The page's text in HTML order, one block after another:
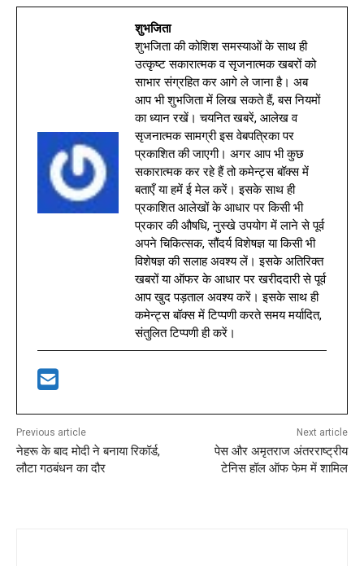
शुभजिता
शुभजिता की कोशिश समस्याओं के साथ ही
उत्कृष्ट सकारात्मक व सृजनात्मक खबरों को
साभार संग्रहित कर आगे ले जाना है। अब
आप भी शुभजिता में लिख सकते हैं, बस नियमों
का ध्यान रखें। चयनित खबरें, आलेख व
सृजनात्मक सामग्री इस वेबपत्रिका पर
प्रकाशित की जाएगी। अगर आप भी कुछ
सकारात्मक कर रहे हैं तो कमेन्ट्स बॉक्स में
बताएँ या हमें ई मेल करें। इसके साथ ही
प्रकाशित आलेखों के आधार पर किसी भी
प्रकार की औषधि, नुस्खे उपयोग में लाने से पूर्व
अपने चिकित्सक, सौंदर्य विशेषज्ञ या किसी भी
विशेषज्ञ की सलाह अवश्य लें। इसके अतिरिक्त
खबरों या ऑफर के आधार पर खरीददारी से पूर्व
आप खुद पड़ताल अवश्य करें। इसके साथ ही
कमेन्ट्स बॉक्स में टिप्पणी करते समय मर्यादित,
संतुलित टिप्पणी ही करें।
Previous article
नेहरू के बाद मोदी ने बनाया रिकॉर्ड,
लौटा गठबंधन का दौर
Next article
पेस और अमृतराज अंतरराष्ट्रीय
टेनिस हॉल ऑफ फेम में शामिल